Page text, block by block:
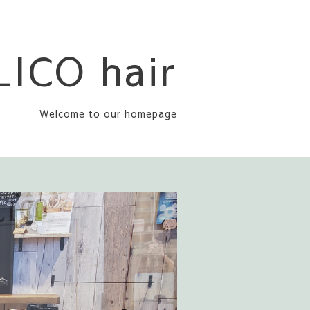
hair
Welcome to our homepage